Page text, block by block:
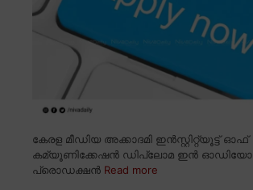
കേരള മീഡിയ അക്കാദമി ഇൻസ്റ്റിറ്റ്യൂട്ട് ഓഫ്
കമ്യൂണിക്കേഷൻ ഡിപ്ലോമ ഇൻ ഓഡിയോ
പ്രൊഡക്ഷൻ Read more